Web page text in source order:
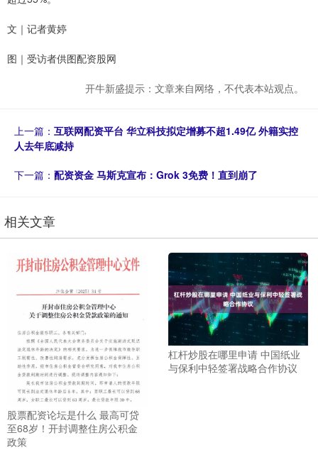
文｜记者黄婷
图｜受访者供图配资股网
开牛新盛提示：文章来自网络，不代表本站观点。
上一篇： 互联网配资平台 华立科技拟定增募不超1.49亿 外籍实控
人去年底减持
下一篇： 配资资金 马斯克宣布：Grok 3免费！直到崩了
相关文章
股票配资论坛是什么 最高可贷
至68岁！开封调整住房公积金
政策
杠杆炒股在哪里申请 中国纸业
与保利中轻签署战略合作协议